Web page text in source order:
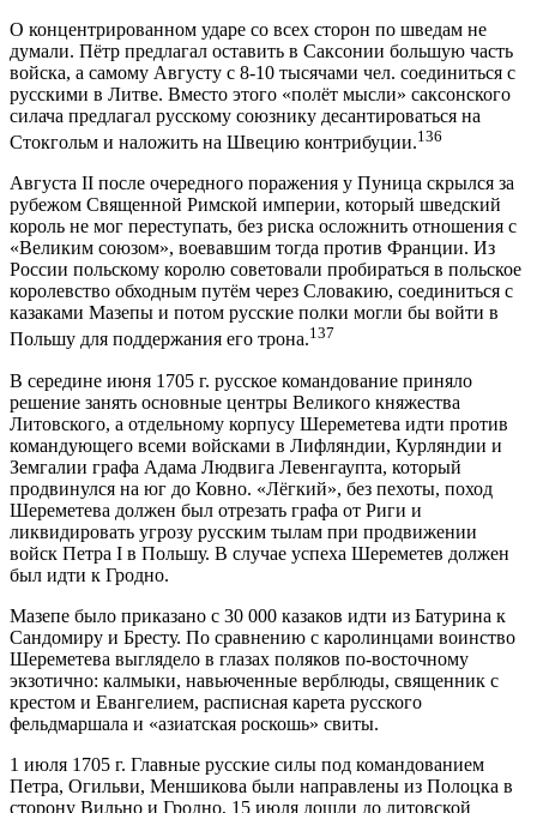
О концентрированном ударе со всех сторон по шведам не
думали. Пётр предлагал оставить в Саксонии большую часть
войска, а самому Августу с 8-10 тысячами чел. соединиться с
русскими в Литве. Вместо этого «полёт мысли» саксонского
силача предлагал русскому союзнику десантироваться на
Стокгольм и наложить на Швецию контрибуции.136
Августа II после очередного поражения у Пуница скрылся за
рубежом Священной Римской империи, который шведский
король не мог переступать, без риска осложнить отношения с
«Великим союзом», воевавшим тогда против Франции. Из
России польскому королю советовали пробираться в польское
королевство обходным путём через Словакию, соединиться с
казаками Мазепы и потом русские полки могли бы войти в
Польшу для поддержания его трона.137
В середине июня 1705 г. русское командование приняло
решение занять основные центры Великого княжества
Литовского, а отдельному корпусу Шереметева идти против
командующего всеми войсками в Лифляндии, Курляндии и
Земгалии графа Адама Людвига Левенгаупта, который
продвинулся на юг до Ковно. «Лёгкий», без пехоты, поход
Шереметева должен был отрезать графа от Риги и
ликвидировать угрозу русским тылам при продвижении
войск Петра I в Польшу. В случае успеха Шереметев должен
был идти к Гродно.
Мазепе было приказано с 30 000 казаков идти из Батурина к
Сандомиру и Бресту. По сравнению с каролинцами воинство
Шереметева выглядело в глазах поляков по-восточному
экзотично: калмыки, навьюченные верблюды, священник с
крестом и Евангелием, расписная карета русского
фельдмаршала и «азиатская роскошь» свиты.
1 июля 1705 г. Главные русские силы под командованием
Петра, Огильви, Меншикова были направлены из Полоцка в
сторону Вильно и Гродно, 15 июля дошли до литовской